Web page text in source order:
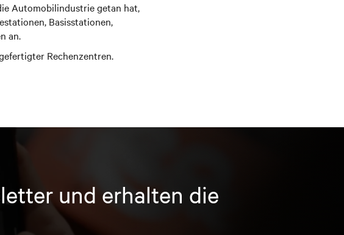
Automobilindustrie getan hat,
Basisstationen,
an.
Rechenzentren.
und erhalten die